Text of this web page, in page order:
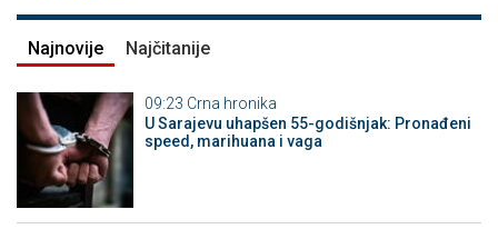
Najnovije Najčitanije
09:23 Crna hronika
U Sarajevu uhapšen 55-godišnjak: Pronađeni
speed, marihuana i vaga